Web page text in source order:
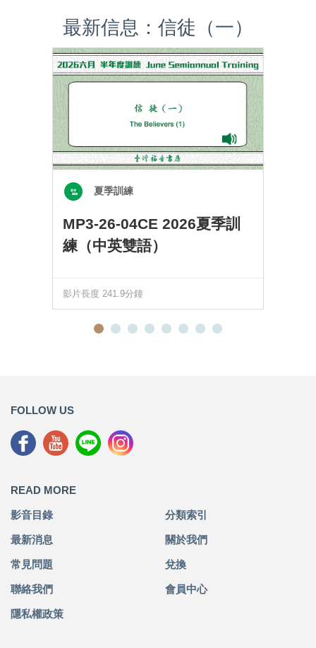
最新信息：信徒（一）
夏季訓練
MP3-26-04CE 2026夏季訓
練（中英雙語）
影片長度 241.9分鐘
FOLLOW US
READ MORE
影音目錄 分類索引
最新消息 關於我們
常見問題 兌換
聯絡我們 會員中心
隱私權政策